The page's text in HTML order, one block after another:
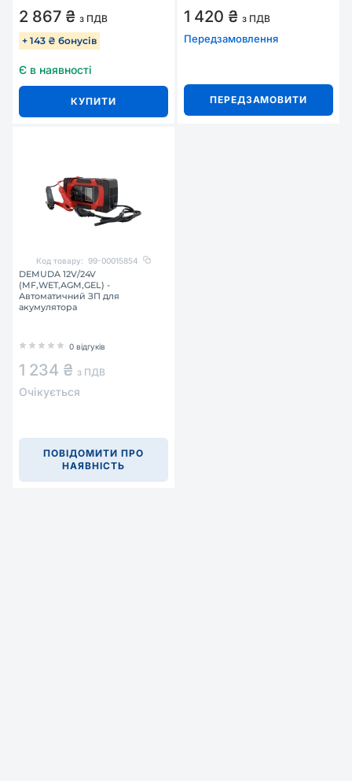
2 867 ₴ з ПДВ
+ 143 ₴ бонусів
Є в наявності
КУПИТИ
1 420 ₴ з ПДВ
Передзамовлення
ПЕРЕДЗАМОВИТИ
Код товару: 99-00015854
DEMUDA 12V/24V
(MF,WET,AGM,GEL) -
Автоматичний ЗП для
акумулятора
0 відгуків
1 234 ₴ з ПДВ
Очікується
ПОВІДОМИТИ ПРО
НАЯВНІСТЬ